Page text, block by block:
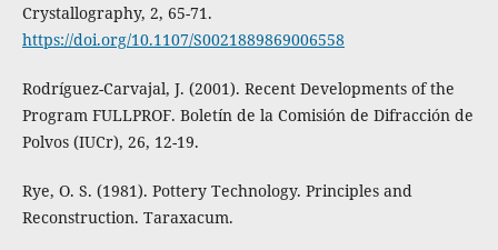
Crystallography, 2, 65-71.
https://doi.org/10.1107/S0021889869006558
Rodríguez-Carvajal, J. (2001). Recent Developments of the
Program FULLPROF. Boletín de la Comisión de Difracción de
Polvos (IUCr), 26, 12-19.
Rye, O. S. (1981). Pottery Technology. Principles and
Reconstruction. Taraxacum.